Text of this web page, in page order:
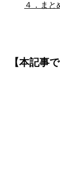
４．まと
【本記事